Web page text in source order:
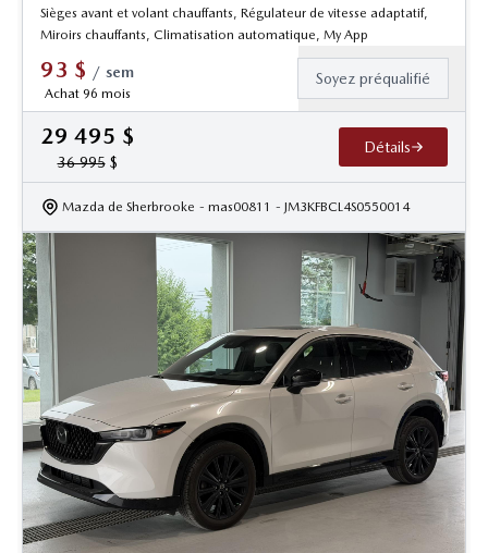
Sièges avant et volant chauffants, Régulateur de vitesse adaptatif,
Miroirs chauffants, Climatisation automatique, My App
93 $ / sem
Achat 96 mois
Soyez préqualifié
29 495 $
36 995$
Détails
Mazda de Sherbrooke - mas00811 - JM3KFBCL4S0550014